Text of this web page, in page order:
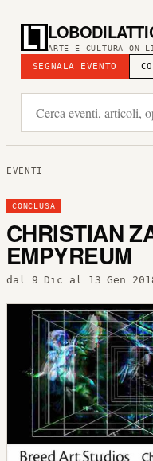
ARTE E CULTURA ON
SEGNALA EVENTO
EVENTI
CONCLUSA
CHRISTIAN
EMPYREUM
dal 9 Dic al 13 Gen